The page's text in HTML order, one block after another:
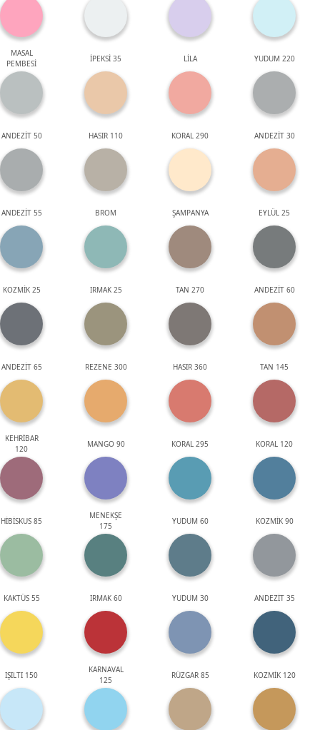
MASAL
PEMBESİ
İPEKSİ 35 LİLA YUDUM 220
ANDEZİT 50 HASIR 110 KORAL 290 ANDEZİT 30
ANDEZİT 55 BROM ŞAMPANYA EYLÜL 25
KOZMİK 25 IRMAK 25 TAN 270 ANDEZİT 60
ANDEZİT 65 REZENE 300 HASIR 360 TAN 145
KEHRİBAR
120
MANGO 90 KORAL 295 KORAL 120
HİBİSKUS 85
MENEKŞE
175
YUDUM 60 KOZMİK 90
KAKTÜS 55 IRMAK 60 YUDUM 30 ANDEZİT 35
IŞILTI 150
KARNAVAL
125
RÜZGAR 85 KOZMİK 120